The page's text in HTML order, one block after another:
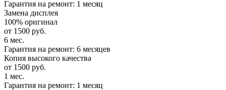
Гарантия на ремонт: 1 месяц
Замена дисплея
100% оригинал
от 1500 руб.
6 мес.
Гарантия на ремонт: 6 месяцев
Копия высокого качества
от 1500 руб.
1 мес.
Гарантия на ремонт: 1 месяц